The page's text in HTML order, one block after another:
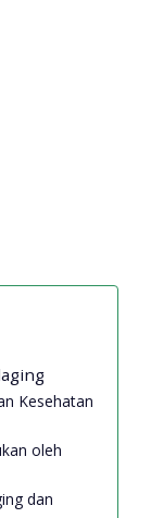
Kesehatan
oleh
dan